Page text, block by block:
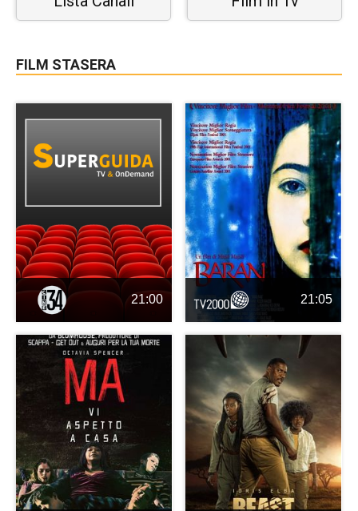
FILM STASERA
21:00 21:05